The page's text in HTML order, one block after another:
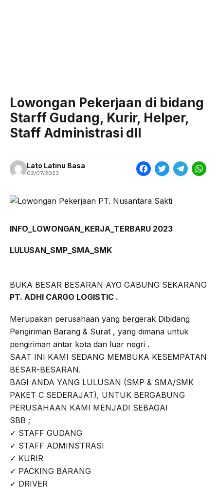
Lowongan Pekerjaan di bidang
Starff Gudang, Kurir, Helper,
Staff Administrasi dll
Lato Latinu Basa
02/07/2023
F
c
b
T
i
t
T
W
INFO_LOWONGAN_KERJA_TERBARU 2023
LULUSAN_SMP_SMA_SMK
BUKA BESAR BESARAN AYO GABUNG SEKARANG
PT. ADHI CARGO LOGISTIC .
Merupakan perusahaan yang bergerak Dibidang
Pengiriman Barang & Surat , yang dimana untuk
pengiriman antar kota dan luar negri .
SAAT INI KAMI SEDANG MEMBUKA KESEMPATAN
BESAR-BESARAN.
BAGI ANDA YANG LULUSAN (SMP & SMA/SMK
PAKET C SEDERAJAT), UNTUK BERGABUNG
PERUSAHAAN KAMI MENJADI SEBAGAI
SBB ;
✓ STAFF GUDANG
✓ STAFF ADMINSTRASI
✓ KURIR
✓ PACKING BARANG
✓ DRIVER